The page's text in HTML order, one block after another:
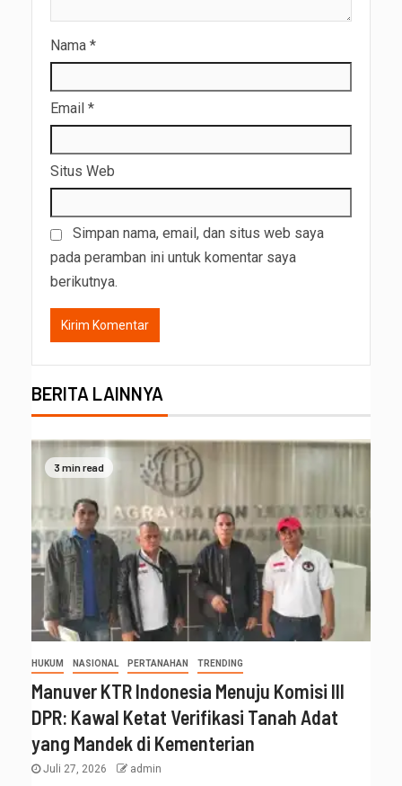
Nama *
Email *
Situs Web
Simpan nama, email, dan situs web saya
pada peramban ini untuk komentar saya
berikutnya.
BERITA LAINNYA
3 min read
HUKUM NASIONAL PERTANAHAN TRENDING
Manuver KTR Indonesia Menuju Komisi III
DPR: Kawal Ketat Verifikasi Tanah Adat
yang Mandek di Kementerian
Juli 27, 2026 admin